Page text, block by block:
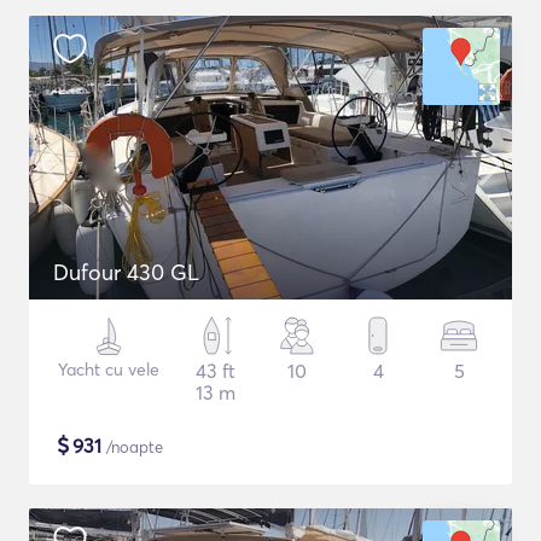
Dufour 430 GL
Yacht cu vele
43 ft
13 m
10 4 5
$931 /noapte